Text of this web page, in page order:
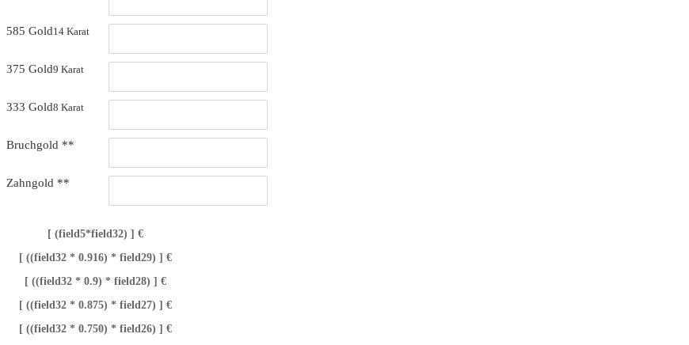
585 Gold14 Karat
375 Gold9 Karat
333 Gold8 Karat
Bruchgold **
Zahngold **
[ (field5*field32) ] €
[ ((field32 * 0.916) * field29) ] €
[ ((field32 * 0.9) * field28) ] €
[ ((field32 * 0.875) * field27) ] €
[ ((field32 * 0.750) * field26) ] €